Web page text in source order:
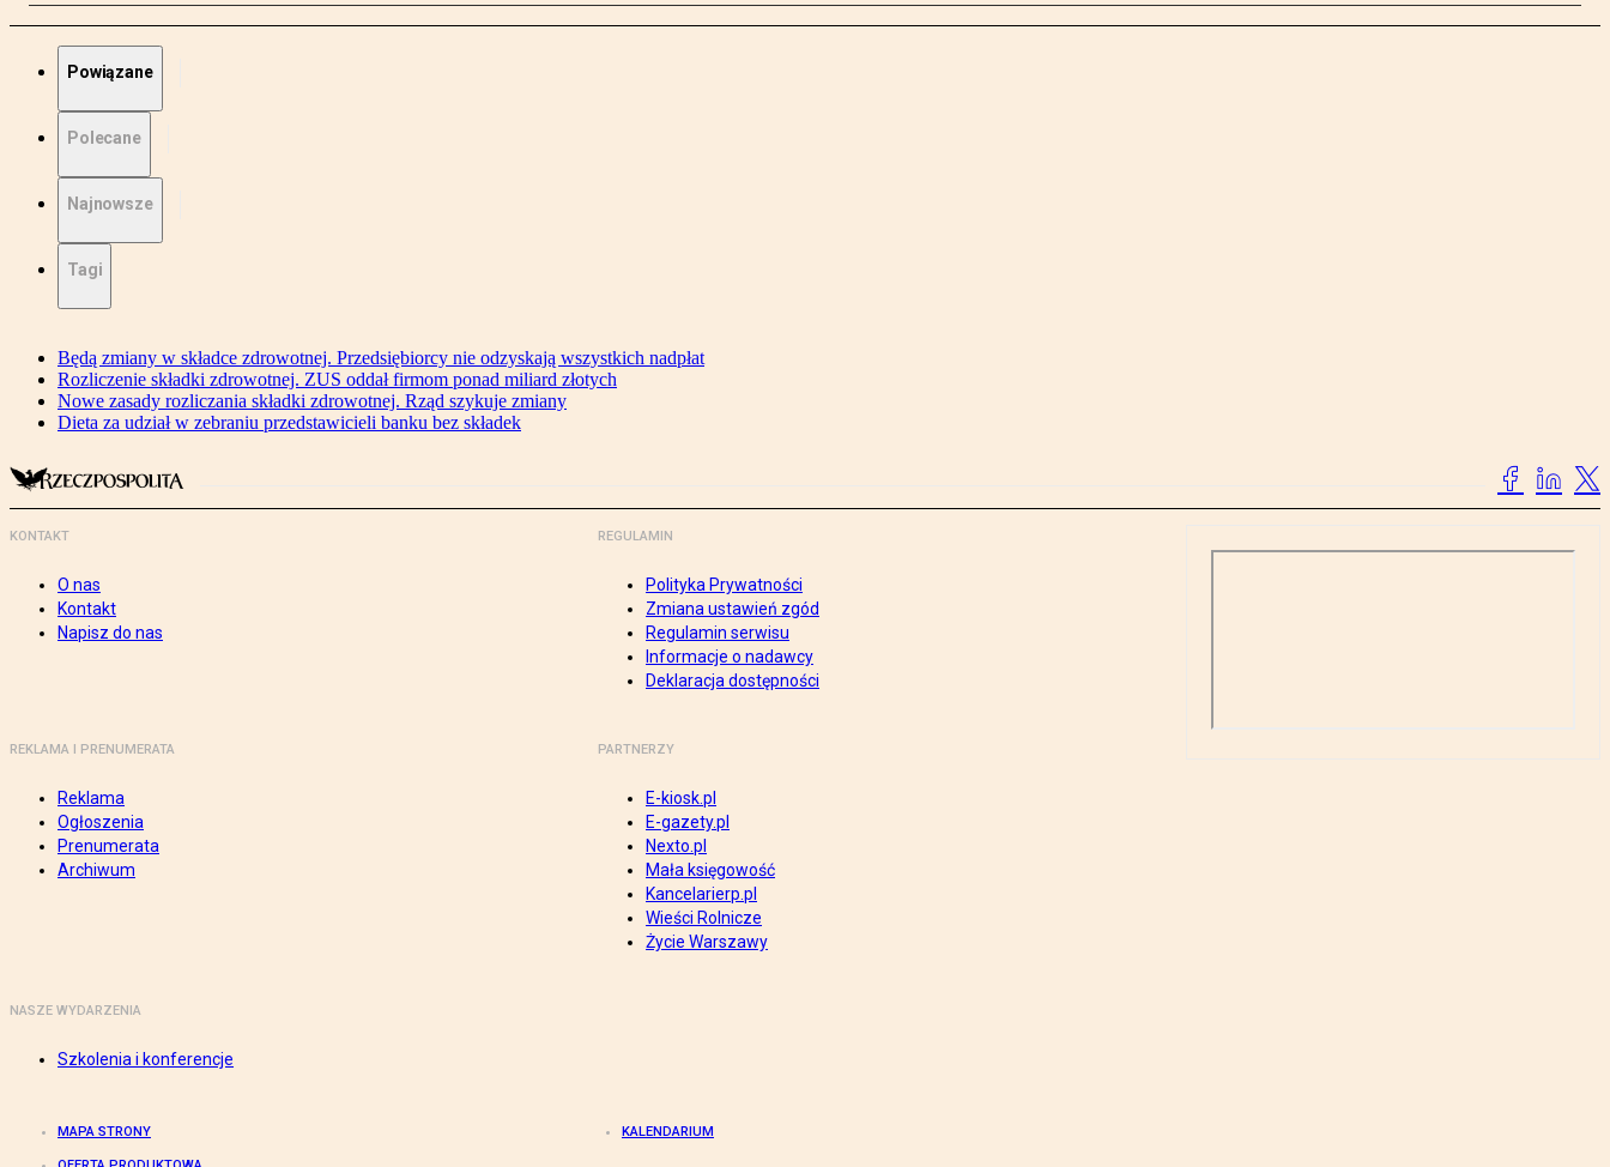
Powiązane
Polecane
Najnowsze
Tagi
Będą zmiany w składce zdrowotnej. Przedsiębiorcy nie odzyskają wszystkich nadpłat
Rozliczenie składki zdrowotnej. ZUS oddał firmom ponad miliard złotych
Nowe zasady rozliczania składki zdrowotnej. Rząd szykuje zmiany
Dieta za udział w zebraniu przedstawicieli banku bez składek
KONTAKT
O nas
Kontakt
Napisz do nas
REGULAMIN
Polityka Prywatności
Zmiana ustawień zgód
Regulamin serwisu
Informacje o nadawcy
Deklaracja dostępności
REKLAMA I PRENUMERATA
Reklama
Ogłoszenia
Prenumerata
Archiwum
PARTNERZY
E-kiosk.pl
E-gazety.pl
Nexto.pl
Mała księgowość
Kancelarierp.pl
Wieści Rolnicze
Życie Warszawy
NASZE WYDARZENIA
Szkolenia i konferencje
MAPA STRONY KALENDARIUM